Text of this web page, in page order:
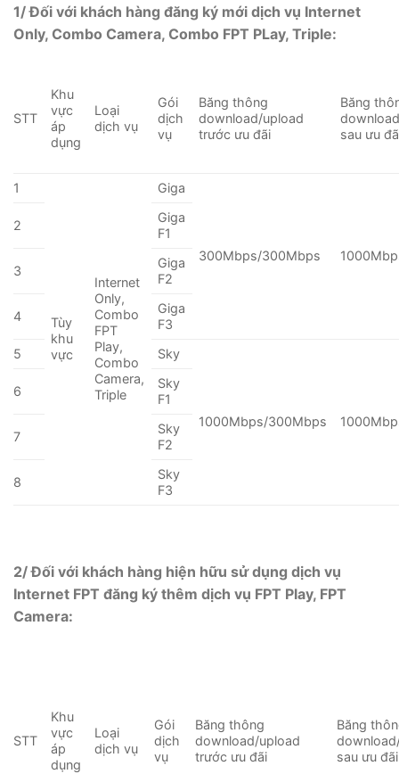
1/ Đối với khách hàng đăng ký mới dịch vụ Internet
Only, Combo Camera, Combo FPT PLay, Triple:
STT
Khu
vực
áp
dụng
Loại
dịch vụ
Gói
dịch
vụ
Băng thông
download/upload
trước ưu đãi
Băng
sau ưu
1
Tùy
khu
vực
Internet
Only,
Combo
FPT
Play,
Combo
Camera,
Triple
Giga
300Mbps/300Mbps
2
Giga
F1
3
Giga
F2
4
Giga
F3
5
Sky
1000Mbps/300Mbps
6
Sky
F1
7
Sky
F2
8
Sky
F3
2/ Đối với khách hàng hiện hữu sử dụng dịch vụ
Internet FPT đăng ký thêm dịch vụ FPT Play, FPT
Camera:
STT
Khu
vực
áp
dụng
Loại
dịch vụ
Gói
dịch
vụ
Băng thông
download/upload
trước ưu đãi
Băng
sau ưu đãi